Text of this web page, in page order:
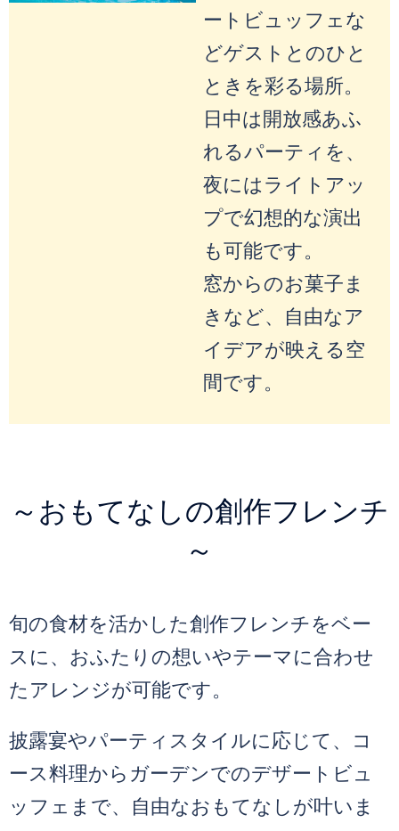
ートビュッフェな
どゲストとのひと
ときを彩る場所。
日中は開放感あふ
れるパーティを、
夜にはライトアッ
プで幻想的な演出
も可能です。
窓からのお菓子ま
きなど、自由なア
イデアが映える空
間です。
～おもてなしの創作フレンチ
～
旬の食材を活かした創作フレンチをベー
スに、おふたりの想いやテーマに合わせ
たアレンジが可能です。
披露宴やパーティスタイルに応じて、コ
ース料理からガーデンでのデザートビュ
ッフェまで、自由なおもてなしが叶いま